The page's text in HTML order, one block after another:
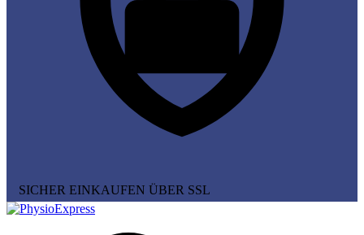
SICHER EINKAUFEN ÜBER SSL